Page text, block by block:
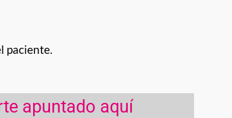
paciente.
apuntado aquí